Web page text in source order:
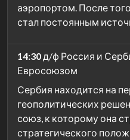
аэропортом. После
стал постоянным
14:30д/ф Россия и
Евросоюзом
Сербия находится на
геополитических
союз, к которому она
стратегического